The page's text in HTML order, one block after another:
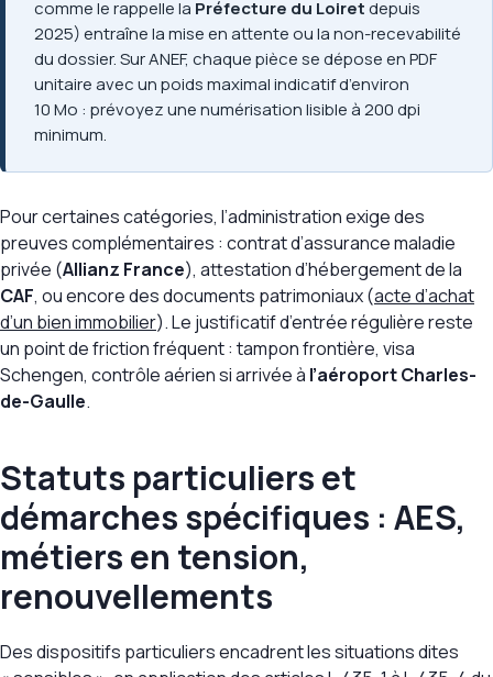
comme le rappelle la Préfecture du Loiretdepuis
2025) entraîne la mise en attente ou la non-recevabilité
du dossier. Sur ANEF, chaque pièce se dépose en PDF
unitaire avec un poids maximal indicatif d’environ
10 Mo : prévoyez une numérisation lisible à 200 dpi
minimum.
Pour certaines catégories, l’administration exige des
preuves complémentaires : contrat d’assurance maladie
privée (Allianz France), attestation d’hébergement de la
CAF, ou encore des documents patrimoniaux (acte d’achat
d’un bien immobilier). Le justificatif d’entrée régulière reste
un point de friction fréquent : tampon frontière, visa
Schengen, contrôle aérien si arrivée à l’aéroport Charles-
de-Gaulle.
Statuts particuliers et
démarches spécifiques : AES,
métiers en tension,
renouvellements
Des dispositifs particuliers encadrent les situations dites